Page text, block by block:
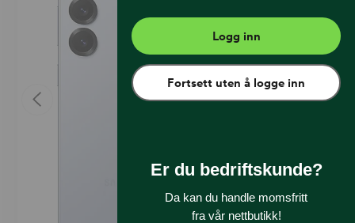
Logg inn
Fortsett uten å logge inn
Er du bedriftskunde?
Da kan du handle momsfritt
fra vår nettbutikk!